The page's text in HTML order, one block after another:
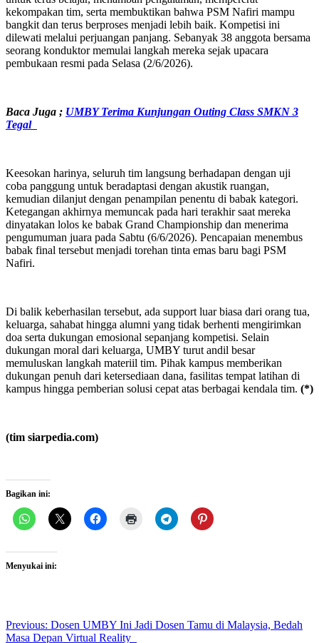
kekompakan tim, serta membuktikan bahwa PSM Nafiri mampu
bangkit dan terus berproses menjadi lebih baik. Kompetisi ini
dilewati melalui perjuangan panjang. Sebanyak 38 anggota bersama
seorang konduktor memulai langkah mereka sejak upacara
pembukaan resmi pada Selasa (2/6/2026).
Baca Juga ; UMBY Terima Kunjungan Outing Class SMKN 3
Tegal
Keesokan harinya, seluruh tim langsung berhadapan dengan uji
coba panggung untuk beradaptasi dengan akustik ruangan,
kemudian dilanjut dengan penampilan penentu di babak kategori.
Ketegangan akhirnya memuncak pada hari terakhir saat mereka
dinyatakan lolos ke babak Grand Championship dan menerima
pengumuman juara pada Sabtu (6/6/2026). Pencapaian menembus
babak final tersebut menjadi torehan tinta emas baru bagi PSM
Nafiri.
Di balik keberhasilan tersebut, ada support luar biasa dari orang tua,
keluarga, sahabat hingga alumni yang tidak berhenti mengirimkan
doa serta dukungan emosional sepanjang kompetisi. Selain
dukungan moral dari keluarga, UMBY turut andil besar
memuluskan langkah materiil tim. Pihak kampus memberikan
dukungan penuh dari ketersediaan dana, fasilitas tempat latihan di
kampus hingga pemberian solusi cepat atas berbagai kendala tim. (*)
(tim siarpedia.com)
Bagikan ini:
Menyukai ini:
Post
Previous: Dosen UMBY Ini Jadi Dosen Tamu di Malaysia, Bedah
Masa Depan Virtual Reality